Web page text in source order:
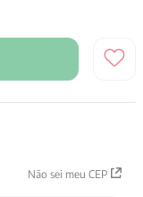
Não sei meu CEP